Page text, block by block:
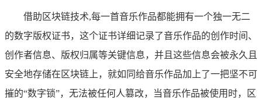
借助区块链技术,每一首音乐作品都能拥有一个独一无二
的数字版权证书，这个证书详细记录了音乐作品的创作时间、
创作者信息、版权归属等关键信息，并且这些信息会被永久且
安全地存储在区块链上，就如同给音乐作品加上了一把坚不可
摧的“数字锁”，无法被任何人篡改，当音乐作品被使用时，区